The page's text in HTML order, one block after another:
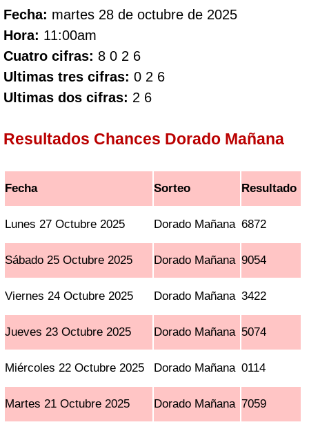
Fecha: martes 28 de octubre de 2025
Hora: 11:00am
Cuatro cifras: 8 0 2 6
Ultimas tres cifras: 0 2 6
Ultimas dos cifras: 2 6
Resultados Chances Dorado Mañana
Fecha Sorteo Resultado
Lunes 27 Octubre 2025 Dorado Mañana 6872
Sábado 25 Octubre 2025 Dorado Mañana 9054
Viernes 24 Octubre 2025 Dorado Mañana 3422
Jueves 23 Octubre 2025 Dorado Mañana 5074
Miércoles 22 Octubre 2025 Dorado Mañana 0114
Martes 21 Octubre 2025 Dorado Mañana 7059